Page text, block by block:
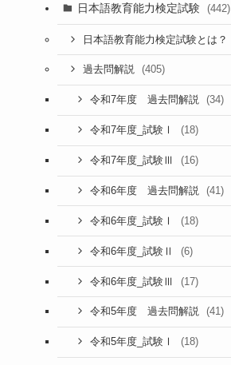
日本語教育能力検定試験 (442)
日本語教育能力検定試験とは？
過去問解説 (405)
令和7年度 過去問解説 (34)
令和7年度_試験Ⅰ (18)
令和7年度_試験Ⅲ (16)
令和6年度 過去問解説 (41)
令和6年度_試験Ⅰ (18)
令和6年度_試験Ⅱ (6)
令和6年度_試験Ⅲ (17)
令和5年度 過去問解説 (41)
令和5年度_試験Ⅰ (18)